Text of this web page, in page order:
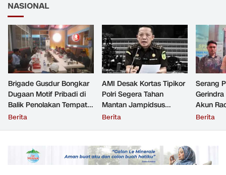
NASIONAL
Brigade Gusdur Bongkar
Dugaan Motif Pribadi di
Balik Penolakan Tempat
Ibadah GKJW Bangil
Berita
AMI Desak Kortas Tipikor
Polri Segera Tahan
Mantan Jampidsus
Tersangka Korupsi
Berita
Serang
Akun
Resmi
Berita